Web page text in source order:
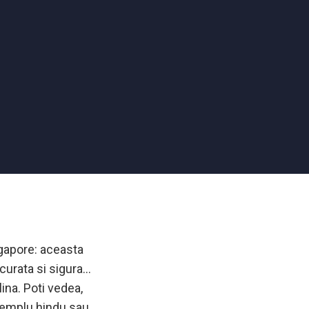
aceasta
si sigura…
Poti vedea,